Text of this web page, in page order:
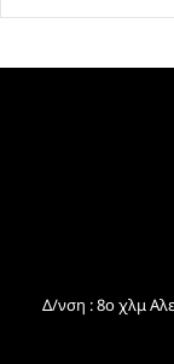
Δ/νση : 8ο χλμ